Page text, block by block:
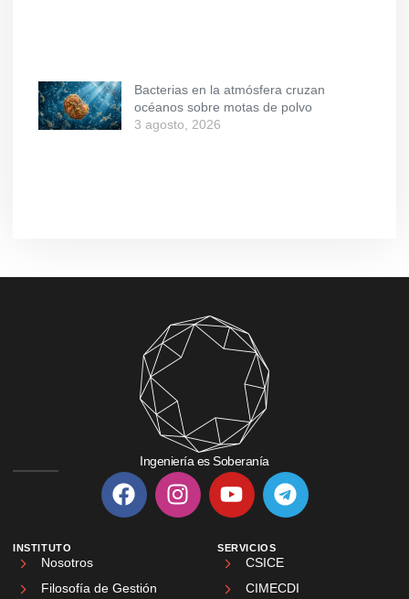
Bacterias en la atmósfera cruzan
océanos sobre motas de polvo
3 agosto, 2026
Ingeniería es Soberanía
INSTITUTO
Nosotros
Filosofía de Gestión
SERVICIOS
CSICE
CIMECDI